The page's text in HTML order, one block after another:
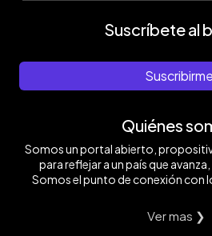
Suscríbete al
Suscribirme
Quiénes
Somos un portal abierto,
para reflejar a un país que avanza,
Somos el punto de conexión con
Ver mas ❯